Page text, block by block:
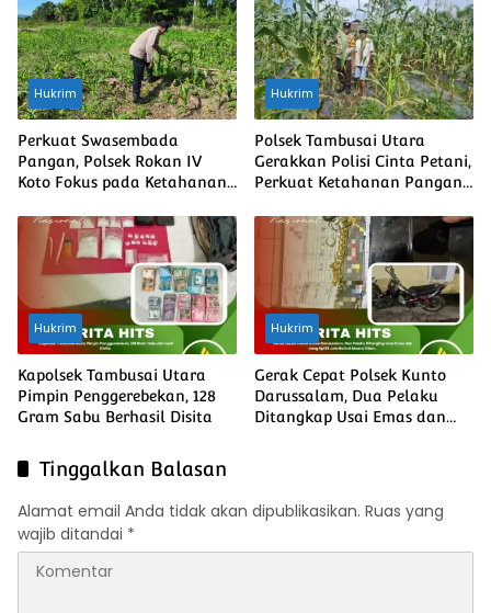
Hukrim
Perkuat Swasembada
Pangan, Polsek Rokan IV
Koto Fokus pada Ketahanan
Hukrim
Polsek Tambusai Utara
Gerakkan Polisi Cinta Petani,
Perkuat Ketahanan Pangan
Hukrim
Kapolsek Tambusai Utara
Pimpin Penggerebekan, 128
Gram Sabu Berhasil Disita
Hukrim
Gerak Cepat Polsek Kunto
Darussalam, Dua Pelaku
Ditangkap Usai Emas dan
Tinggalkan Balasan
Alamat email Anda tidak akan dipublikasikan. Ruas yang
wajib ditandai *